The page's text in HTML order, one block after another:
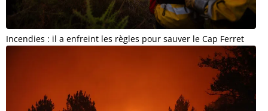
Incendies : il a enfreint les règles pour sauver le Cap Ferret